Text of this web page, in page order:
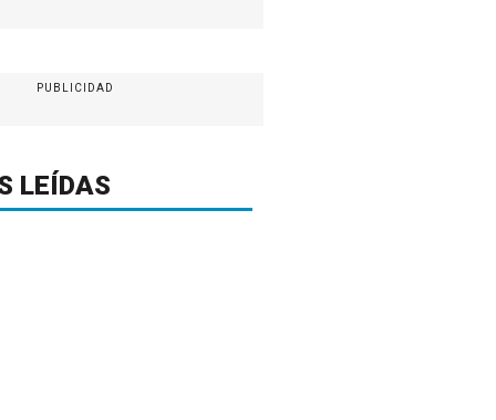
PUBLICIDAD
LEÍDAS